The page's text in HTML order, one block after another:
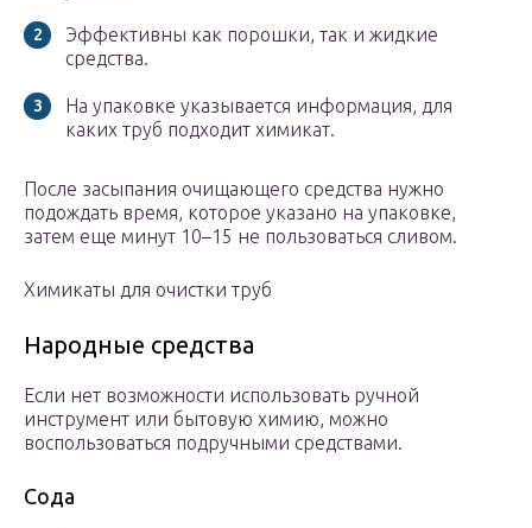
Эффективны как порошки, так и жидкие
средства.
На упаковке указывается информация, для
каких труб подходит химикат.
После засыпания очищающего средства нужно
подождать время, которое указано на упаковке,
затем еще минут 10–15 не пользоваться сливом.
Химикаты для очистки труб
Народные средства
Если нет возможности использовать ручной
инструмент или бытовую химию, можно
воспользоваться подручными средствами.
Сода